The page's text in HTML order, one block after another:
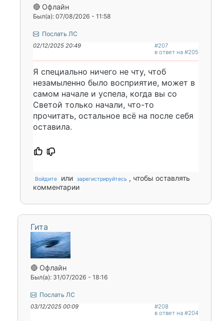
🔴 Офлайн
Был(а): 07/08/2026 - 11:58
Послать ЛС
02/12/2025 20:49
#207
в ответ на #205
Я специально ничего не чту, чтоб
незамыленно было восприятие, может в
самом начале и успела, когда вы со
Светой только начали, что-то
прочитать, остальное всё на после себя
оставила.
Войдите или зарегистрируйтесь , чтобы оставлять
комментарии
Гита
🔴 Офлайн
Был(а): 31/07/2026 - 18:16
Послать ЛС
03/12/2025 00:09
#208
в ответ на #204